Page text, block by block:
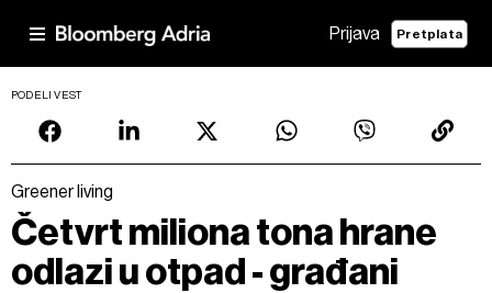
Prijava Pretplata
PODELI VEST
Greener living
Četvrt miliona tona hrane
odlazi u otpad - građani